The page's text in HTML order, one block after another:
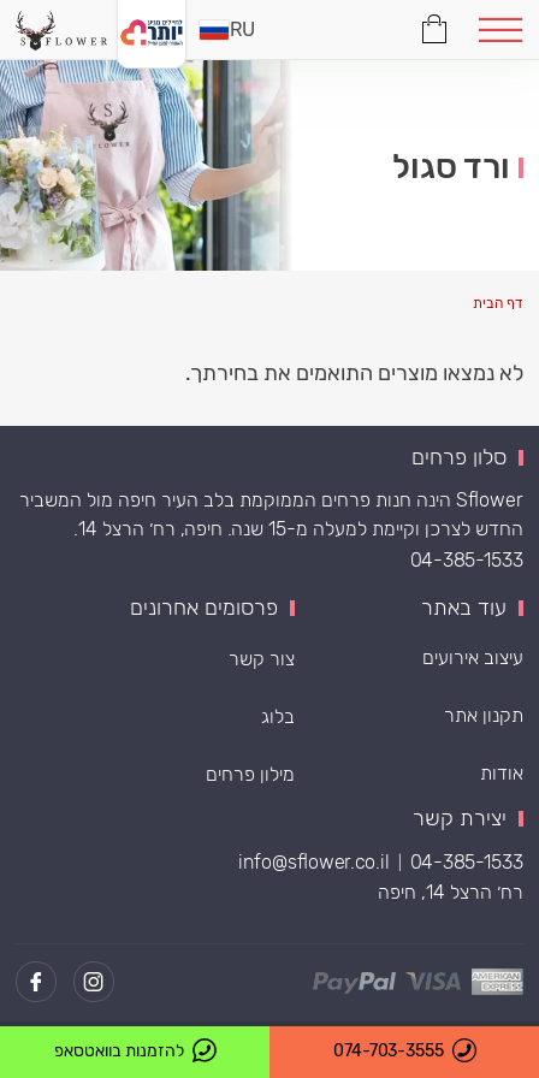
ורד סגול
דף הבית
לא נמצאו מוצרים התואמים את בחירתך.
סלון פרחים
Sflower הינה חנות פרחים הממוקמת בלב העיר חיפה מול המשביר
החדש לצרכן וקיימת למעלה מ-15 שנה. חיפה, רח׳ הרצל 14.
04-385-1533
עוד באתר
עיצוב אירועים
תקנון אתר
אודות
פרסומים אחרונים
צור קשר
בלוג
מילון פרחים
יצירת קשר
04-385-1533
info@sflower.co.il
רח׳ הרצל 14, חיפה
RU
Powered by
074-703-3555 להזמנות בוואטסאפ